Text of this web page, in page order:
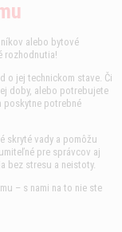
alebo bytové
rozhodnutia!
o jej technickom stave. Či
doby, alebo potrebujete
poskytne potrebné
skryté vady a pomôžu
pre správcov aj
bez stresu a neistoty.
– s nami na to nie ste